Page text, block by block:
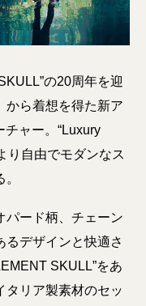
の20周年を迎
から着想を得た新ア
チャー。“Luxury
り自由でモダンなス
パード柄、チェーン
るデザインと快適さ
SKULL”をあ
タリア製素材のセッ